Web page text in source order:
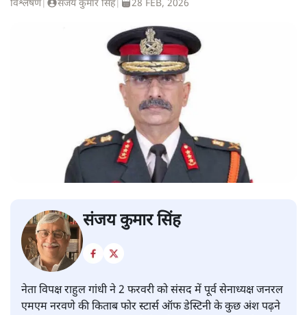
विश्लेषण| संजय कुमार सिंह| 28 FEB, 2026
संजय कुमार सिंह
नेता विपक्ष राहुल गांधी ने 2 फरवरी को संसद में पूर्व सेनाध्यक्ष जनरल
एमएम नरवणे की किताब फोर स्टार्स ऑफ डेस्टिनी के कुछ अंश पढ़ने